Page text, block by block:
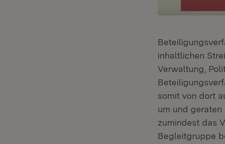
inhaltlichen
Verwaltung,
somit von dort
um und
zumindest das
Begleitgruppe